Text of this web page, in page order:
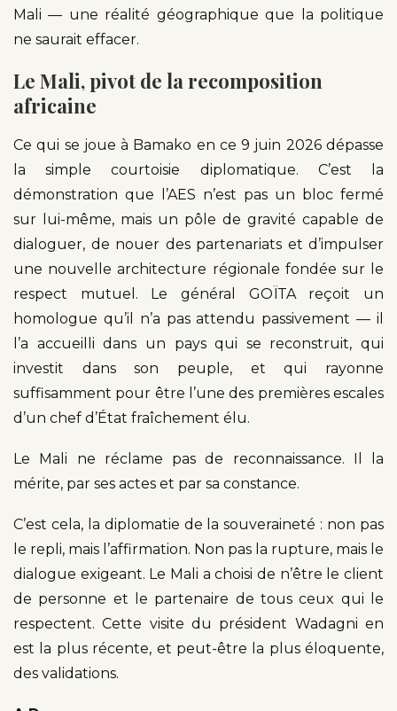
Mali — une réalité géographique que la politique
ne saurait effacer.
Le Mali, pivot de la recomposition
africaine
Ce qui se joue à Bamako en ce 9 juin 2026 dépasse
la simple courtoisie diplomatique. C’est la
démonstration que l’AES n’est pas un bloc fermé
sur lui-même, mais un pôle de gravité capable de
dialoguer, de nouer des partenariats et d’impulser
une nouvelle architecture régionale fondée sur le
respect mutuel. Le général GOÏTA reçoit un
homologue qu’il n’a pas attendu passivement — il
l’a accueilli dans un pays qui se reconstruit, qui
investit dans son peuple, et qui rayonne
suffisamment pour être l’une des premières escales
d’un chef d’État fraîchement élu.
Le Mali ne réclame pas de reconnaissance. Il la
mérite, par ses actes et par sa constance.
C’est cela, la diplomatie de la souveraineté : non pas
le repli, mais l’affirmation. Non pas la rupture, mais le
dialogue exigeant. Le Mali a choisi de n’être le client
de personne et le partenaire de tous ceux qui le
respectent. Cette visite du président Wadagni en
est la plus récente, et peut-être la plus éloquente,
des validations.